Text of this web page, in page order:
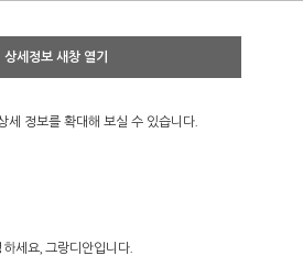
상세정보 새창 열기
세 정보를 확대해 보실 수 있습니다.
하세요, 그랑디안입니다.